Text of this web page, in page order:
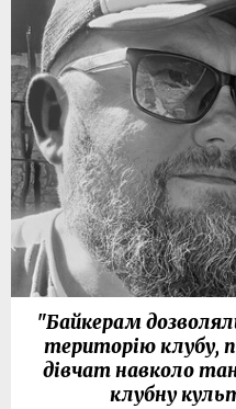
"Байкерам
територію клубу,
дівчат навколо
клубну